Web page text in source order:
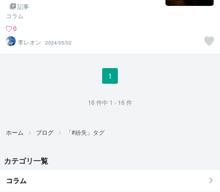
記事
コラム
0
李レオン
2024/05/02
1
16 件中 1 - 16 件
ホーム ブログ 「#紛失」タグ
カテゴリ一覧
コラム